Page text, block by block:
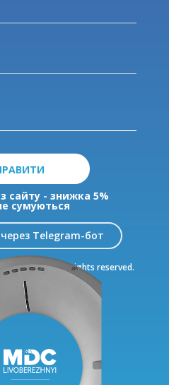
сайту - знижка 5%
сумуються
Telegram-бот
All rights reserved.